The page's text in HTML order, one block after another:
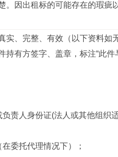
。因出租标的可能存在的瑕疵
实、完整、有效（以下资料如
有方签字、盖章，标注“此件
责人身份证(法人或其他组织
委托代理情况下）；